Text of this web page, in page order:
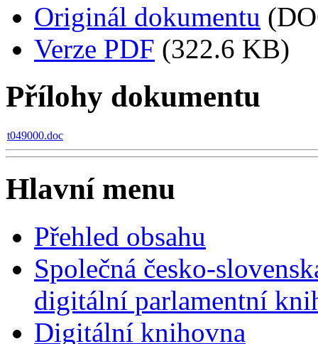
Originál dokumentu
Verze PDF (322.6 KB)
Přílohy dokumentu
t049000.doc
Hlavní menu
Přehled obsahu
Společná česko-
digitální parlamentní
Digitální knihovna